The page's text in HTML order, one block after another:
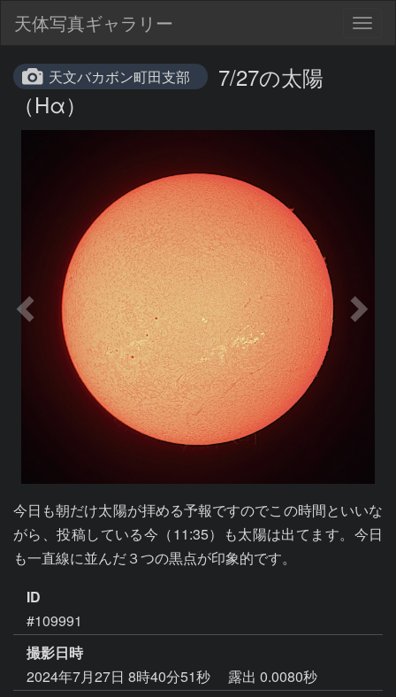
天体写真ギャラリー
天文バカボン町田支部
7/27の太陽
（Hα）
今日も朝だけ太陽が拝める予報ですのでこの時間といいな
がら、投稿している今（11:35）も太陽は出てます。今日
も一直線に並んだ３つの黒点が印象的です。
ID
#109991
撮影日時
2024年7月27日 8時40分51秒
露出 0.0080秒